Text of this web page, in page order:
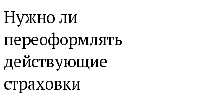
Нужно ли
переоформлять
действующие
страховки